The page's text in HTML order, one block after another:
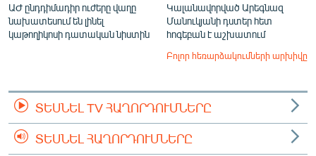
ԱԺ ընդդիմադիր ուժերը վաղը
նախատեսում են լինել
կաթողիկոսի դատական նիստին
Կալանավորված Արեգնազ
Մանուկյանի դստեր հետ
հոգեբան է աշխատում
Բոլոր հեռարձակումների արխիվը
ՏԵՍՆԵԼ TV ՀԱՂՈՐԴՈՒՄՆԵՐԸ
ՏԵՍՆԵԼ ՀԱՂՈՐԴՈՒՄՆԵՐԸ